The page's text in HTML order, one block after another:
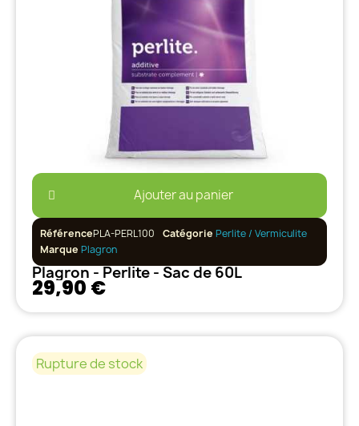
Ajouter au panier
RéférencePLA-PERL100 Catégorie Perlite / Vermiculite
Marque Plagron
Plagron - Perlite - Sac de 60L
29,90 €
Rupture de stock